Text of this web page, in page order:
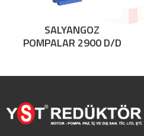
SALYANGOZ
POMPALAR 2900 D/D